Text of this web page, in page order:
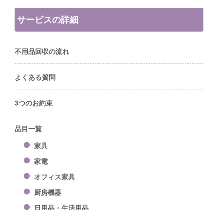
サービスの詳細
不用品回収の流れ
よくある質問
3つのお約束
品目一覧
家具
家電
オフィス家具
厨房機器
日用品・生活用品